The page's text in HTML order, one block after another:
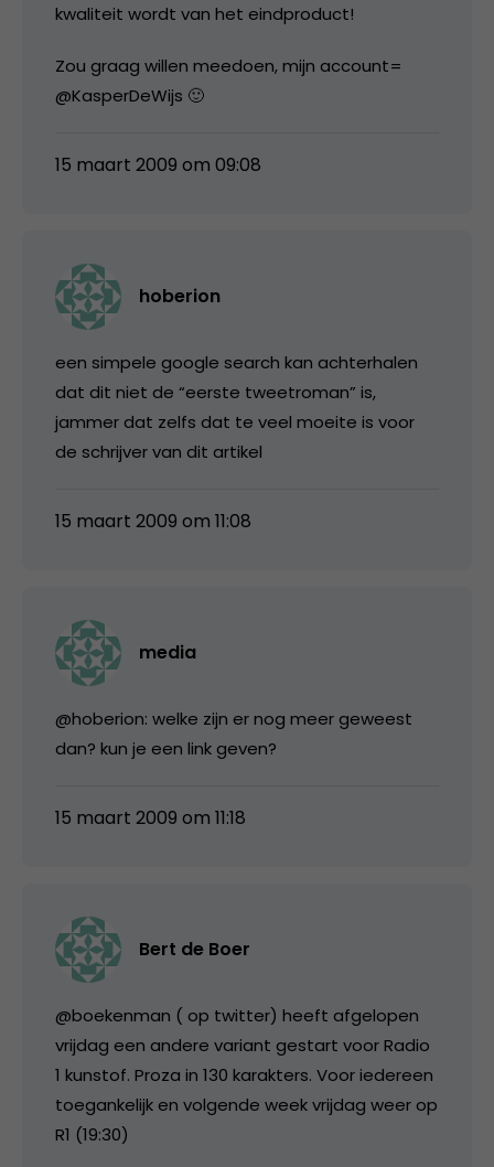
kwaliteit wordt van het eindproduct!
Zou graag willen meedoen, mijn account=
@KasperDeWijs 🙂
15 maart 2009 om 09:08
hoberion
een simpele google search kan achterhalen
dat dit niet de “eerste tweetroman” is,
jammer dat zelfs dat te veel moeite is voor
de schrijver van dit artikel
15 maart 2009 om 11:08
media
@hoberion: welke zijn er nog meer geweest
dan? kun je een link geven?
15 maart 2009 om 11:18
Bert de Boer
@boekenman ( op twitter) heeft afgelopen
vrijdag een andere variant gestart voor Radio
1 kunstof. Proza in 130 karakters. Voor iedereen
toegankelijk en volgende week vrijdag weer op
R1 (19:30)